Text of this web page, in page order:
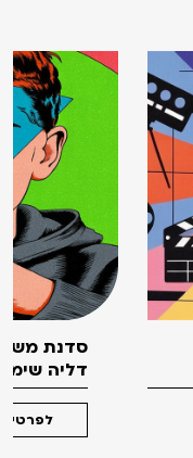
סדנת
דליה
לפרטים